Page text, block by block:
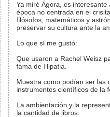
Ya miré Ágora, es
época no centrada en el
filósofos, matemáticos y
preservar su cultura ante la
Lo que sí me gustó:
Que usaron a Rachel Weisz
fama de Hipatia.
Muestra como podían ser las
instrumentos científicos de la
La ambientación y la
la cantidad de libros.